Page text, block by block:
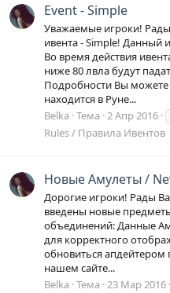
Event - Simple
Уважаемые игроки!
ивента - Simple! Данный
Во время действия
ниже 80 лвла будут
Подробности Вы можете
находится в Руне...
Belka Тема 2 Апр 2016
Rules / Правила Ивентов
Новые Амулеты /
Дорогие игроки! Рады
введены новые
объединений: Данные
для корректного
обновиться апдейтером
нашем сайте...
Belka Тема 23 Мар 2016